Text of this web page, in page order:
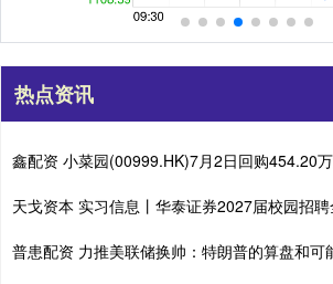
热点资讯
鑫配资 小菜园(00999.HK)7月2日回购454.20
天戈资本 实习信息丨华泰证券2027届校园招
普患配资 力推美联储换帅：特朗普的算盘和可